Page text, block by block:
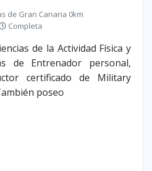
de Gran Canaria 0km
Completa
de la Actividad Física y
de Entrenador personal,
certificado de Military
poseo